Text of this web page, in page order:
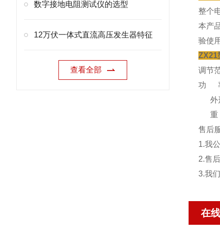
数字接地电阻测试仪的选型
12万伏一体式直流高压发生器特征
查看全部
整个
本产
验使
ZX21
调节
功 率
外
重
售后
1.我
2.售
3.我
在